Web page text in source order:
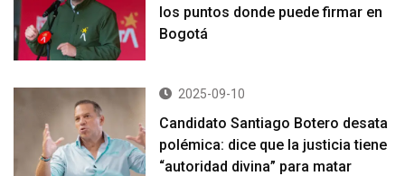
los puntos donde puede firmar en
Bogotá
2025-09-10
Candidato Santiago Botero desata
polémica: dice que la justicia tiene
“autoridad divina” para matar